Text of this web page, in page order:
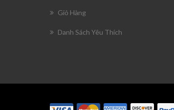
Giỏ Hàng
Danh Sách Yêu Thích